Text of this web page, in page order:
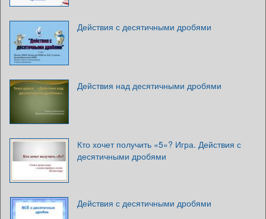
Действия с десятичными дробями
Действия над десятичными дробями
Кто хочет получить «5»? Игра. Действия с
десятичными дробями
Действия с десятичными дробями